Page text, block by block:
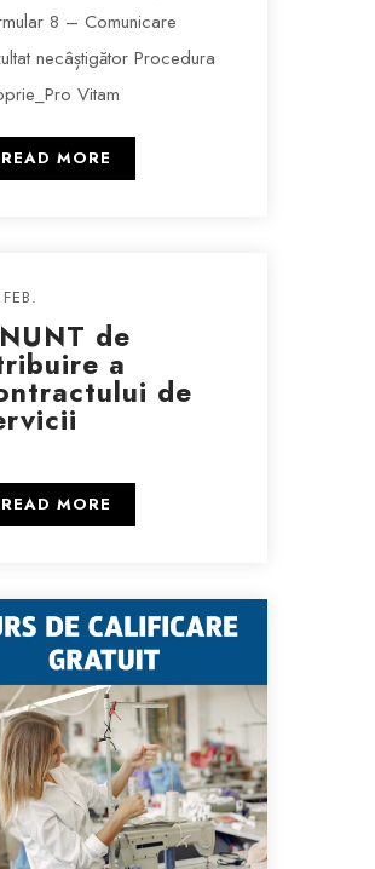
8 – Comunicare
necâștigător Procedura
Vitam
READ MORE
de
a
de
READ MORE